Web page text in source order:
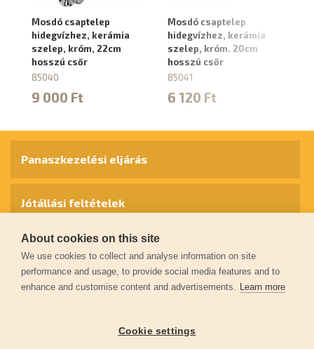
Mosdó csaptelep
hidegvízhez, kerámia
szelep, króm, 22cm
hosszú csőr
85040
9 000 Ft
Mosdó csaptelep
hidegvízhez, kerámia
szelep, króm. 20cm
hosszú csőr
85041
6 120 Ft
Panaszkezelési eljárás
Jótállási feltételek
Személyes adatok védelme
Kapcsolat
Garancia regisztráció
About cookies on this site
We use cookies to collect and analyse information on site
performance and usage, to provide social media features and to
enhance and customise content and advertisements. Learn more
Cookie settings